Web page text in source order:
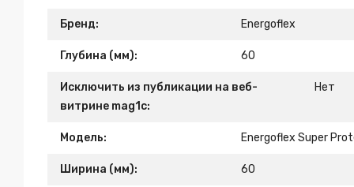
Бренд: Energoflex
Глубина (мм): 60
Исключить из публикации на веб-
витрине mag1c:
Нет
Модель: Energoflex Super
Ширина (мм): 60